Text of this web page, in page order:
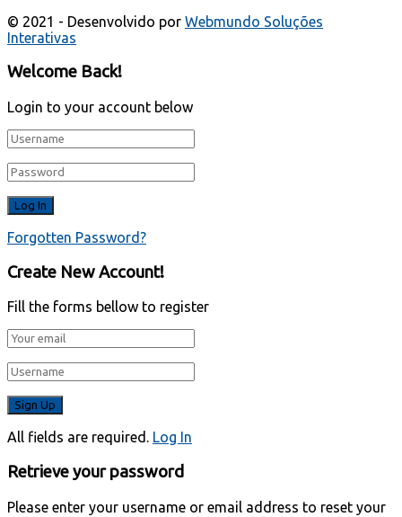
© 2021 - Desenvolvido por Webmundo Soluções
Interativas
Welcome Back!
Login to your account below
Forgotten Password?
Create New Account!
Fill the forms bellow to register
All fields are required. Log In
Retrieve your password
Please enter your username or email address to reset your